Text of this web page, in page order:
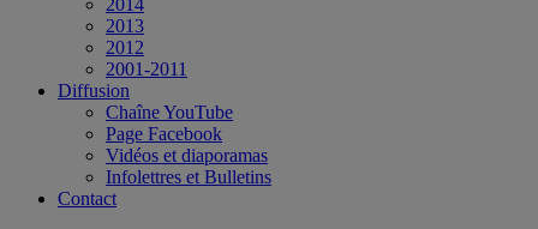
2014
2013
2012
2001-2011
Diffusion
Chaîne YouTube
Page Facebook
Vidéos et diaporamas
Infolettres et Bulletins
Contact